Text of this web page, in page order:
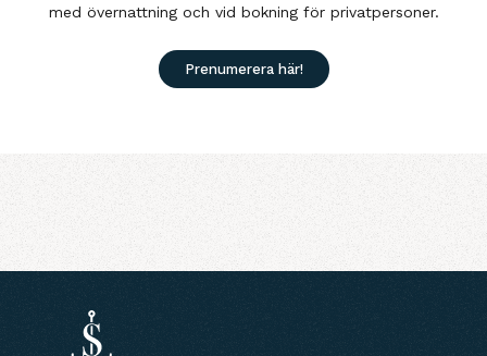
med övernattning och vid bokning för privatpersoner.
Prenumerera här!